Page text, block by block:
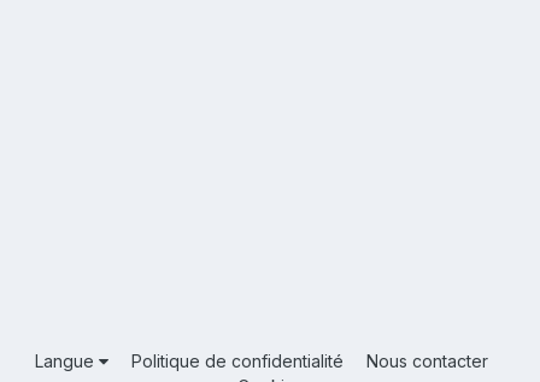
Langue Politique de confidentialité
Nous contacter